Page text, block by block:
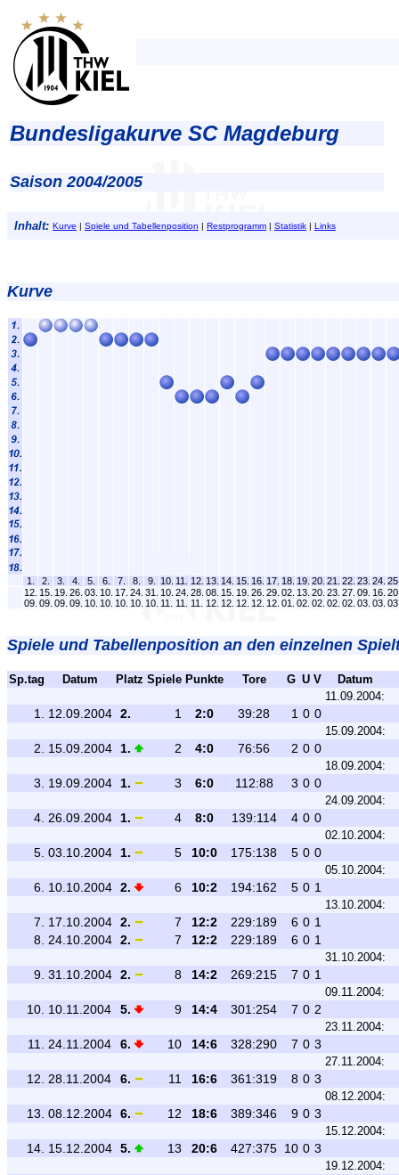
Bundesligakurve SC Magdeburg
Saison 2004/2005
Inhalt: Kurve | Spiele und Tabellenposition | Restprogramm | Statistik | Links
Kurve
1. 2. 3. 4. 5. 6. 7. 8. 9. 10. 11. 12. 13. 14. 15. 16. 17. 18. 19. 20. 21. 22. 23. 24.
12.
09.
15.
09.
19.
09.
26.
09.
03.
10.
10.
10.
17.
10.
24.
10.
31.
10.
10.
11.
24.
11.
28.
11.
08.
12.
15.
12.
19.
12.
26.
12.
29.
12.
02.
01.
13.
02.
20.
02.
23.
02.
27.
02.
09.
03.
16.
03.
Spiele und Tabellenposition an den einzelnen
Sp.tag Datum Platz Spiele Punkte Tore G U V
Datum
11.09.2004:
1. 12.09.2004 2. 1 2:0 39:28 1 0 0
15.09.2004:
2. 15.09.2004 1. 2 4:0 76:56 2 0 0
18.09.2004:
3. 19.09.2004 1. 3 6:0 112:88 3 0 0
24.09.2004:
4. 26.09.2004 1. 4 8:0 139:114 4 0 0
02.10.2004:
5. 03.10.2004 1. 5 10:0 175:138 5 0 0
05.10.2004:
6. 10.10.2004 2. 6 10:2 194:162 5 0 1
13.10.2004:
7. 17.10.2004 2. 7 12:2 229:189 6 0 1
8. 24.10.2004 2. 7 12:2 229:189 6 0 1
31.10.2004:
9. 31.10.2004 2. 8 14:2 269:215 7 0 1
09.11.2004:
10. 10.11.2004 5. 9 14:4 301:254 7 0 2
23.11.2004:
11. 24.11.2004 6. 10 14:6 328:290 7 0 3
27.11.2004:
12. 28.11.2004 6. 11 16:6 361:319 8 0 3
08.12.2004:
13. 08.12.2004 6. 12 18:6 389:346 9 0 3
15.12.2004:
14. 15.12.2004 5. 13 20:6 427:375 10 0 3
19.12.2004: